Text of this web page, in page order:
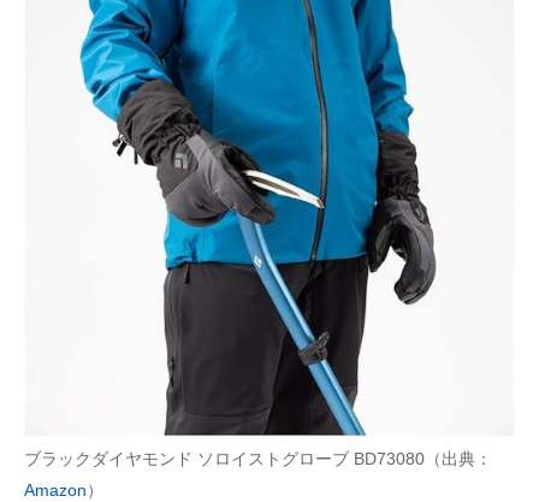
スマホと通信の最新トレンド
進化するPCとデバイスの未来
好きが集まる 比べて選べる
ビジネスと働き方のヒント
AI活用のいまが分かる
企業ITのトレンドを詳説
経営リーダーのコミュニティ
マーケ×ITの今がよく分かる
ITエンジニア向け専門サイト
企業向けIT製品の総合サイト
ブラックダイヤモンド ソロイストグローブ BD73080（出典：
Amazon）